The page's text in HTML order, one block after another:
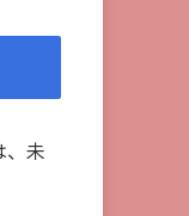
、未